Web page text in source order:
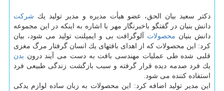
دكتر سعید بیان الحق، عضو هیأت مدیره و مدیر تولید یك شركت
دانش بنیان در گفتگو باخبرنگار مهر با اشاره به اینكه در این مجموعه
دانش بنیان محصولات آلوگرافت بی و ایمپلنت تولید می شود، بیان
كرد: این محصولات كه از اهدای بافتهای یك انسان گرفتار مرگ مغزی
قلبی شده طی عملیات مهندسی بافت به دست می آیند درون بدن
یك فرد صدمه دیده قرار گرفته و سبب بازگشت زندگی طبیعی فرد
استفاده كننده می شود.
این مدیر تولید اضافه كرد: این محصولات به زبان ساده لوازم یدكی